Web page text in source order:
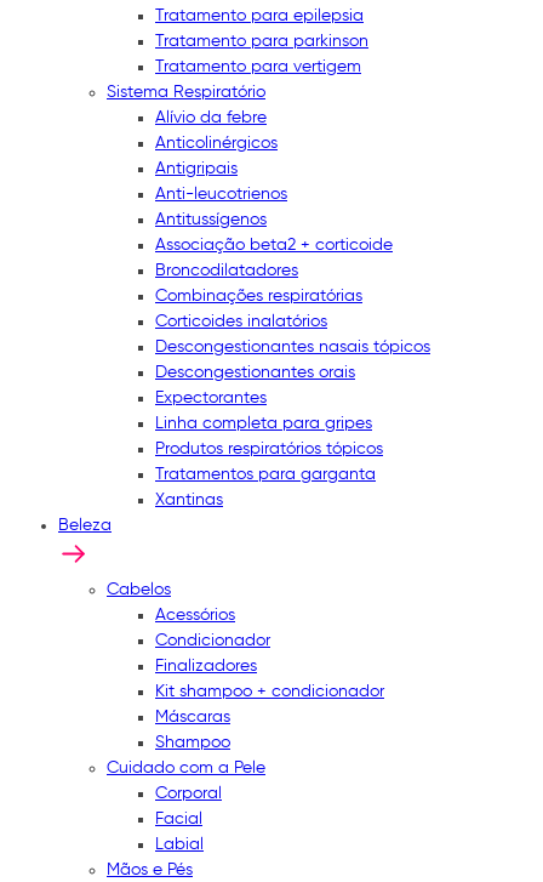
Tratamento para epilepsia
Tratamento para parkinson
Tratamento para vertigem
Sistema Respiratório
Alívio da febre
Anticolinérgicos
Antigripais
Anti-leucotrienos
Antitussígenos
Associação beta2 + corticoide
Broncodilatadores
Combinações respiratórias
Corticoides inalatórios
Descongestionantes nasais tópicos
Descongestionantes orais
Expectorantes
Linha completa para gripes
Produtos respiratórios tópicos
Tratamentos para garganta
Xantinas
Beleza
Cabelos
Acessórios
Condicionador
Finalizadores
Kit shampoo + condicionador
Máscaras
Shampoo
Cuidado com a Pele
Corporal
Facial
Labial
Mãos e Pés